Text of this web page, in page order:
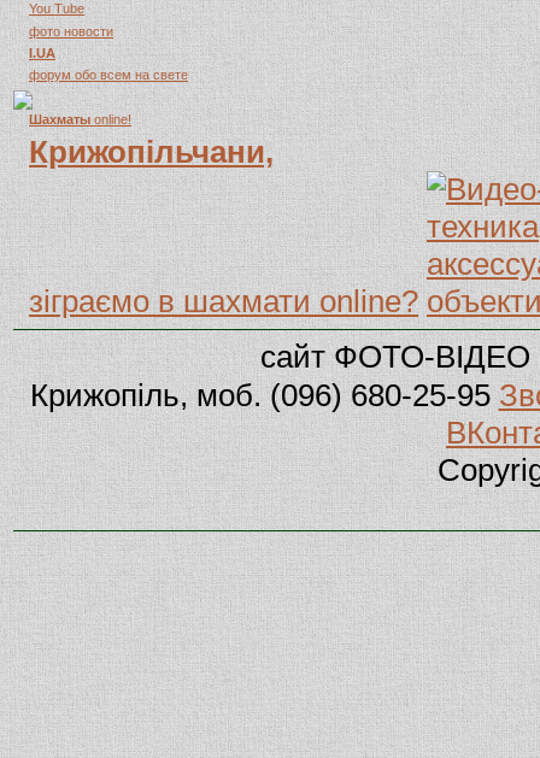
You Tube
фото новости
I.UA
форум обо всем на свете
Шахматы online!
Крижопільчани,
зіграємо в шахмати online?
сайт ФОТО-ВІДЕО
Крижопіль, моб. (096) 680-25-95